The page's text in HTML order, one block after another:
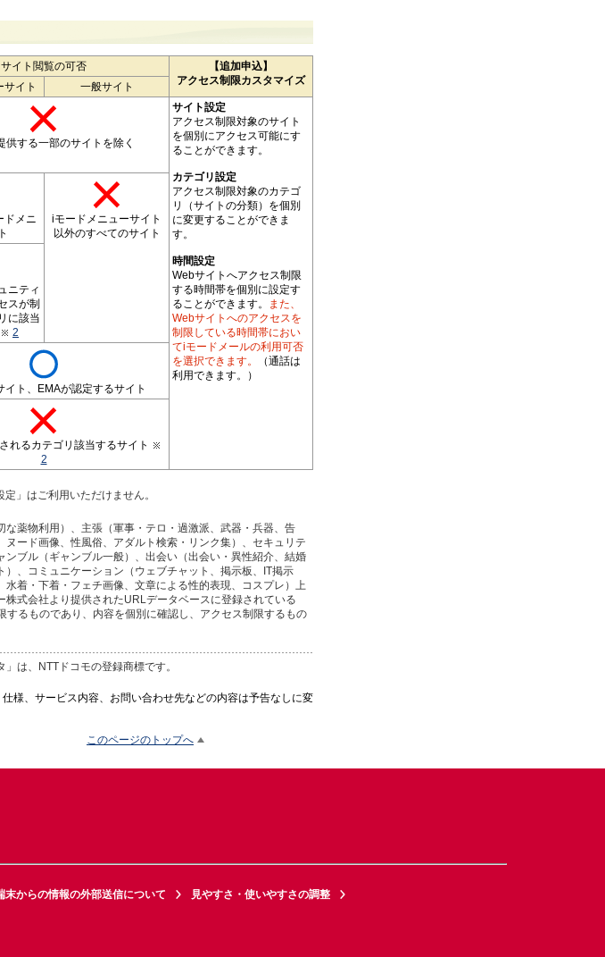
サイト閲覧の可否
【追加申込】
アクセス制限カスタマイズ
サイト
一般サイト
供する一部のサイトを除く
サイト設定
アクセス制限対象のサイト
を個別にアクセス可能にす
ることができます。
カテゴリ設定
アクセス制限対象のカテゴ
リ（サイトの分類）を個別
に変更することができま
す。
時間設定
Webサイトへアクセス制限
する時間帯を個別に設定す
ることができます。
また、
Webサイトへのアクセスを
制限している時間帯におい
てiモードメールの利用可否
を選択できます。
（通話は
利用できます。）
ドメニ
iモードメニューサイト
以外のすべてのサイト
ニティ
スが制
に該当
2
イト、EMAが認定するサイト
れるカテゴリ該当するサイト
2
」はご利用いただけません。
薬物利用）、主張（軍事・テロ・過激派、武器・兵器、告
ード画像、性風俗、アダルト検索・リンク集）、セキュリテ
ブル（ギャンブル一般）、出会い（出会い・異性紹介、結婚
、コミュニケーション（ウェブチャット、掲示板、IT掲示
着・下着・フェチ画像、文章による性的表現、コスプレ）上
式会社より提供されたURLデータベースに登録されている
るものであり、内容を個別に確認し、アクセス制限するもの
は、NTTドコモの登録商標です。
様、サービス内容、お問い合わせ先などの内容は予告なしに変
このページのトップへ
末からの情報の外部送信について
見やすさ・使いやすさの調整